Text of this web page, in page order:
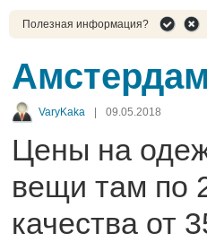
Полезная информация?
VaryKaka 09.05.2018
Цены на
вещи там по
качества от